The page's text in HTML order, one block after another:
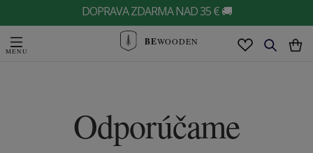
DOPRAVA ZDARMA NAD 35 € 🚚
BEWOODEN
Odporúčame